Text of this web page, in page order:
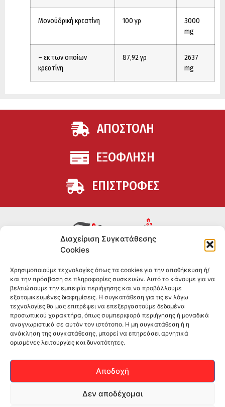
Διαχείριση Συγκατάθεσης
Cookies
Χρησιμοποιούμε τεχνολογίες όπως τα cookies για την αποθήκευση ή/
και την πρόσβαση σε πληροφορίες συσκευών. Αυτό το κάνουμε για να
βελτιώσουμε την εμπειρία περιήγησης και να προβάλλουμε
εξατομικευμένες διαφημίσεις. Η συγκατάθεση για τις εν λόγω
τεχνολογίες θα μας επιτρέψει να επεξεργαστούμε δεδομένα
προσωπικού χαρακτήρα, όπως συμπεριφορά περιήγησης ή μοναδικά
αναγνωριστικά σε αυτόν τον ιστότοπο. Η μη συγκατάθεση ή η
ανάκληση της συγκατάθεσης, μπορεί να επηρεάσει αρνητικά
ορισμένες λειτουργίες και δυνατότητες.
Αποδοχή
Δεν αποδέχομαι
Μονοϋδρική κρεατίνη 100 γρ
3000
mg
– εκ των οποίων
κρεατίνη
87,92 γρ
2637
mg
ΑΠΟΣΤΟΛΗ
ΕΞΟΦΛΗΣΗ
ΕΠΙΣΤΡΟΦΕΣ
θέλουν να βελτιώσουν τη διατροφή και την υγεία τους.
Επώνυμα brands και εμπειρία ετών στο χώρο.
ΠΛΗΡΟΦΟΡΙΕΣ
-ΤΗΛ:2551 181428
–ΟΡΟΙ & ΠΡΟΣΩΠΙΚΑ ΔΕΔΟΜΕΝΑ
–ΕΠΙΚΟΙΝΩΝΙΑ
SOCIAL MEDIA